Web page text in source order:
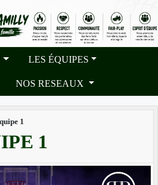
LES ÉQUIPES
NOS RESEAUX
1
1